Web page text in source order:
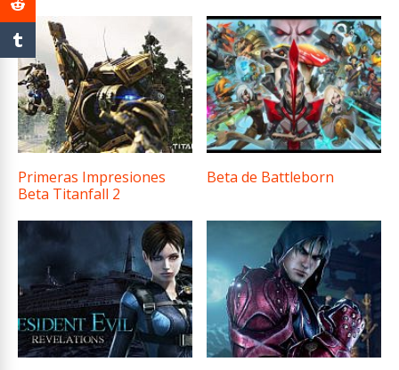
Primeras Impresiones
Beta Titanfall 2
Beta de Battleborn